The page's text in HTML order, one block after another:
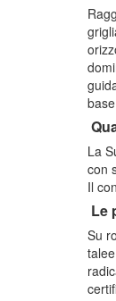
La
con
Il
Le
Su